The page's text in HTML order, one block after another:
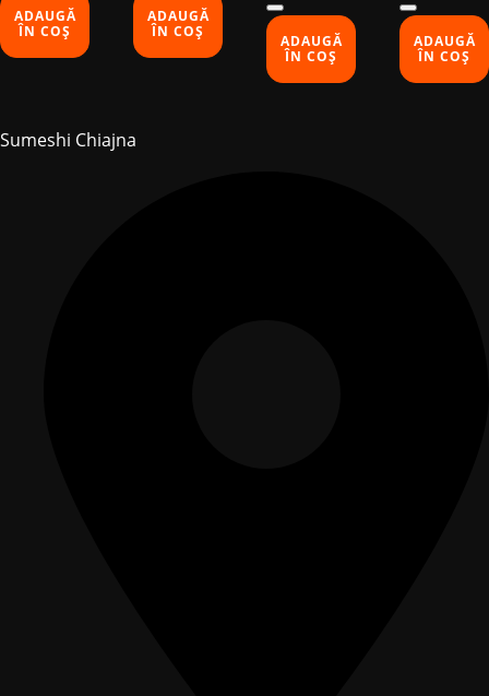
ADAUGĂ
ÎN COȘ
ADAUGĂ
ÎN COȘ
Eel
ADAUGĂ
ÎN COȘ
Eel
ADAUGĂ
ÎN COȘ
Sumeshi Chiajna